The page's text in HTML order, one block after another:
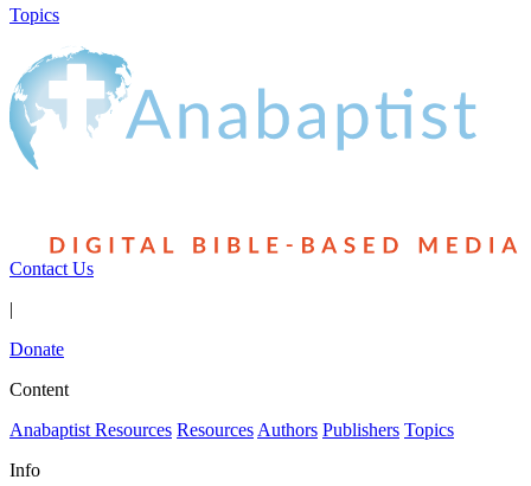
Topics
Contact Us
|
Donate
Content
Anabaptist Resources Resources Authors Publishers Topics
Info